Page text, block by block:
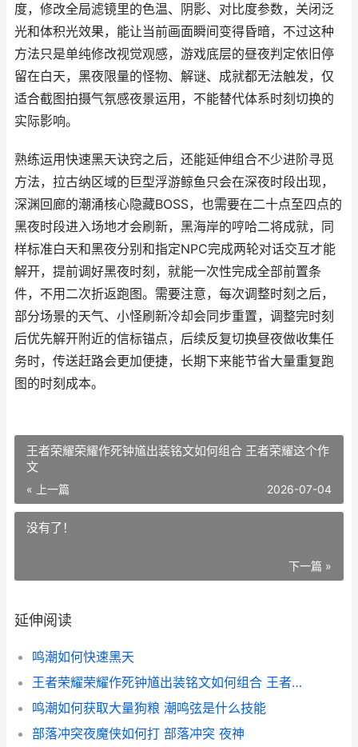
度，修改全局滤镜里的色温、阴影、对比度参数，关闭泛
光和体积光效果，能让当前画面瞬间变得昏暗，不过这种
方法只是单纯修改视觉观感，游戏底层的昼夜判定依旧停
留在白天，黑夜限量的怪物、解谜、成就都无法触发，仅
适合截图拍摄气氛感夜景运用，不能替代体系时刻切换的
实际影响。
熟练运用快速黑天诀窍之后，还能延伸组合不少进阶寻觅
方法，拉古纳区域的巨型浮游鲸鱼只会在深夜时段出现，
深渊回廊的潮涌核心隐藏BOSS，也需要在二十点至四点的
黑夜时段进入场地才会刷新，黑海岸的哼哈二将成就，同
样标准白天和黑夜分别和指定NPC完成两轮对话交互才能
解开，提前调好黑夜时刻，就能一次性完成全部前置条
件，不用二次折返跑图。需要注意，每次调整时刻之后，
部分场景的天气、小怪刷新冷却会同步重置，调整完时刻
后优先解开附近的信标锚点，后续反复切换昼夜做收集任
务时，传送赶路会更加便捷，长期下来能节省大量重复跑
图的时刻成本。
王者荣耀荣耀作死钟馗出装铭文如何组合 王者荣耀这个作
文
« 上一篇 2026-07-04
没有了！
下一篇 »
延伸阅读
鸣潮如何快速黑天
王者荣耀荣耀作死钟馗出装铭文如何组合 王者荣耀这个作文
鸣潮如何获取大量狗粮 潮鸣弦是什么技能
部落冲突夜魔侠如何打 部落冲突 夜神